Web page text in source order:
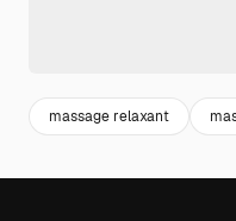
massage relaxant